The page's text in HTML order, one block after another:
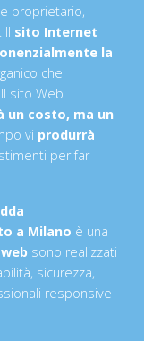
proprietario,
Il sito Internet
la
che
sito Web
un costo, ma un
vi produrrà
per far
a Milano è una
sono realizzati
sicurezza,
responsive